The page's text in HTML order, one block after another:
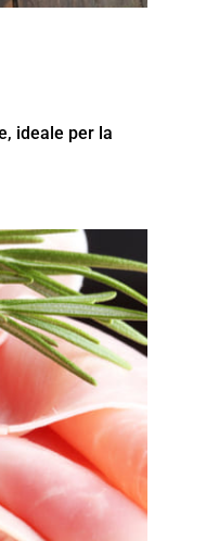
ideale per la